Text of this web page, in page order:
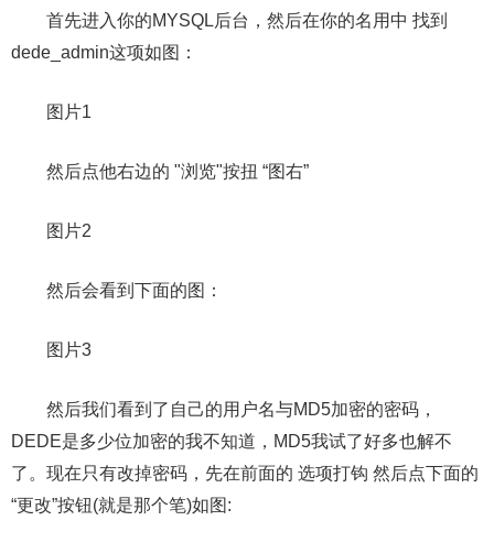
首先进入你的MYSQL后台，然后在你的名用中 找到
dede_admin这项如图：
图片1
然后点他右边的 "浏览"按扭 “图右”
图片2
然后会看到下面的图：
图片3
然后我们看到了自己的用户名与MD5加密的密码，
DEDE是多少位加密的我不知道，MD5我试了好多也解不
了。现在只有改掉密码，先在前面的 选项打钩 然后点下面的
“更改”按钮(就是那个笔)如图: